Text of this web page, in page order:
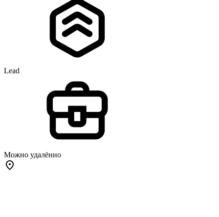
Lead
Можно удалённо